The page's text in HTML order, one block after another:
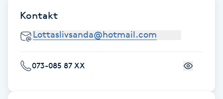
Färgning
Föning
Kontakt
073-085 87 XX